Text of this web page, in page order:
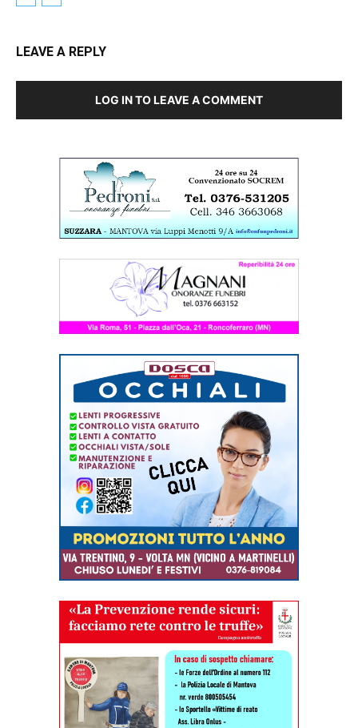
LEAVE A REPLY
LOG IN TO LEAVE A COMMENT